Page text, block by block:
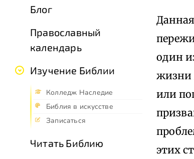
Блог
Православный
календарь
Изучение Библии
Колледж Наследие
Библия в искусстве
Записаться
Читать Библию
один
жизни
или
этих